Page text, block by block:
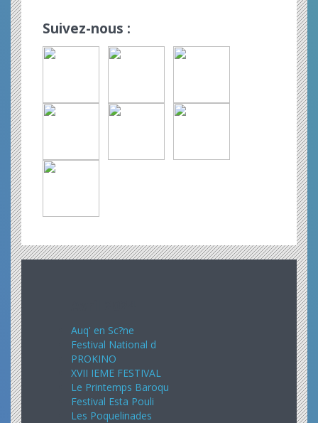
Suivez-nous :
Auq' en Sc?ne
Festival National d
PROKINO
XVII IEME FESTIVAL
Le Printemps Baroqu
Festival Esta Pouli
Les Poquelinades